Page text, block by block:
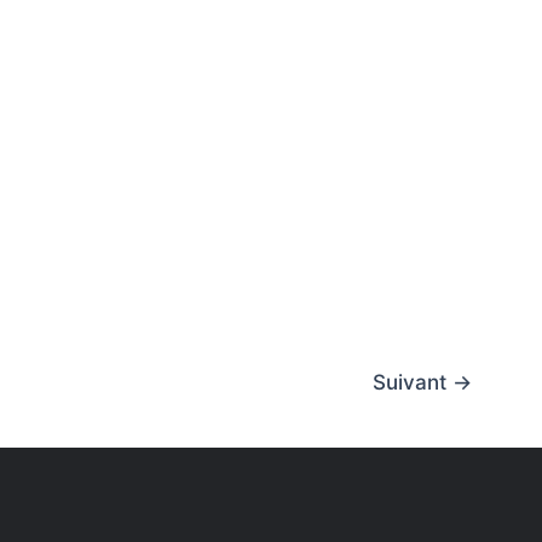
Suivant →